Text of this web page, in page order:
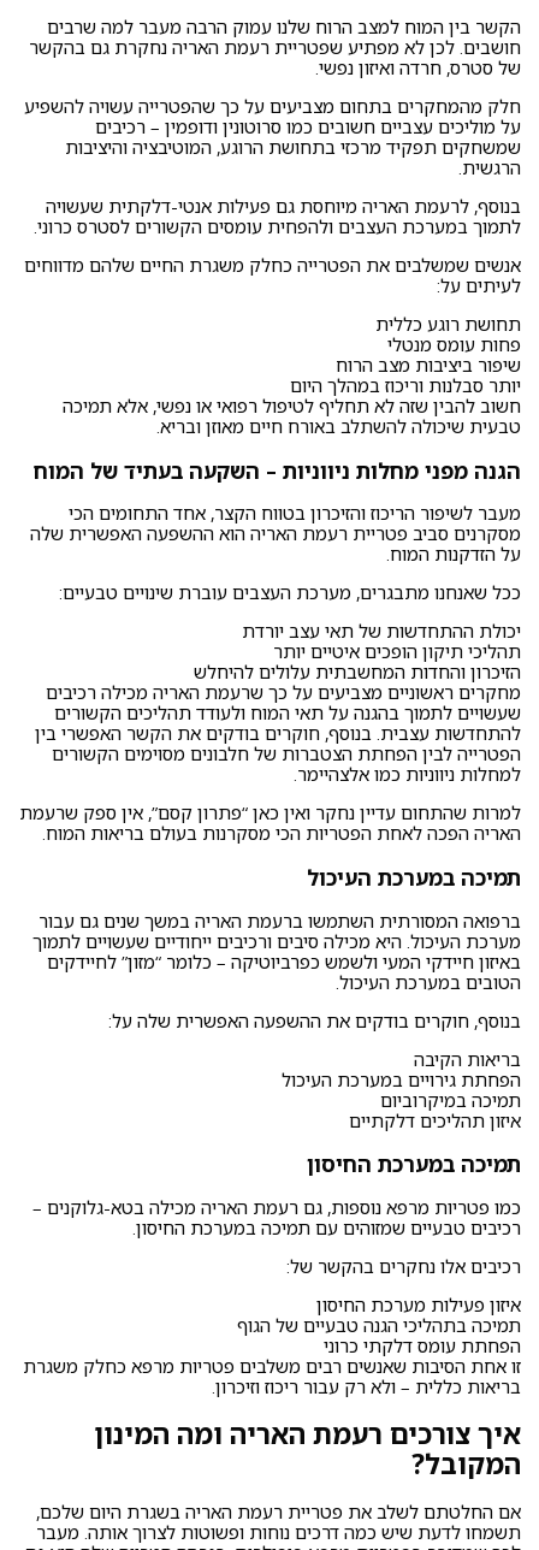
הקשר בין המוח למצב הרוח שלנו עמוק הרבה מעבר למה שרבים
חושבים. לכן לא מפתיע שפטריית רעמת האריה נחקרת גם בהקשר
של סטרס, חרדה ואיזון נפשי.
חלק מהמחקרים בתחום מצביעים על כך שהפטרייה עשויה להשפיע
על מוליכים עצביים חשובים כמו סרוטונין ודופמין – רכיבים
שמשחקים תפקיד מרכזי בתחושת הרוגע, המוטיבציה והיציבות
הרגשית.
בנוסף, לרעמת האריה מיוחסת גם פעילות אנטי-דלקתית שעשויה
לתמוך במערכת העצבים ולהפחית עומסים הקשורים לסטרס כרוני.
אנשים שמשלבים את הפטרייה כחלק משגרת החיים שלהם מדווחים
לעיתים על:
תחושת רוגע כללית
פחות עומס מנטלי
שיפור ביציבות מצב הרוח
יותר סבלנות וריכוז במהלך היום
חשוב להבין שזה לא תחליף לטיפול רפואי או נפשי, אלא תמיכה
טבעית שיכולה להשתלב באורח חיים מאוזן ובריא.
הגנה מפני מחלות ניווניות – השקעה בעתיד של המוח
מעבר לשיפור הריכוז והזיכרון בטווח הקצר, אחד התחומים הכי
מסקרנים סביב פטריית רעמת האריה הוא ההשפעה האפשרית שלה
על הזדקנות המוח.
ככל שאנחנו מתבגרים, מערכת העצבים עוברת שינויים טבעיים:
יכולת ההתחדשות של תאי עצב יורדת
תהליכי תיקון הופכים איטיים יותר
הזיכרון והחדות המחשבתית עלולים להיחלש
מחקרים ראשוניים מצביעים על כך שרעמת האריה מכילה רכיבים
שעשויים לתמוך בהגנה על תאי המוח ולעודד תהליכים הקשורים
להתחדשות עצבית. בנוסף, חוקרים בודקים את הקשר האפשרי בין
הפטרייה לבין הפחתת הצטברות של חלבונים מסוימים הקשורים
למחלות ניווניות כמו אלצהיימר.
למרות שהתחום עדיין נחקר ואין כאן “פתרון קסם”, אין ספק שרעמת
האריה הפכה לאחת הפטריות הכי מסקרנות בעולם בריאות המוח.
תמיכה במערכת העיכול
ברפואה המסורתית השתמשו ברעמת האריה במשך שנים גם עבור
מערכת העיכול. היא מכילה סיבים ורכיבים ייחודיים שעשויים לתמוך
באיזון חיידקי המעי ולשמש כפרביוטיקה – כלומר “מזון” לחיידקים
הטובים במערכת העיכול.
בנוסף, חוקרים בודקים את ההשפעה האפשרית שלה על:
בריאות הקיבה
הפחתת גירויים במערכת העיכול
תמיכה במיקרוביום
איזון תהליכים דלקתיים
תמיכה במערכת החיסון
כמו פטריות מרפא נוספות, גם רעמת האריה מכילה בטא-גלוקנים –
רכיבים טבעיים שמזוהים עם תמיכה במערכת החיסון.
רכיבים אלו נחקרים בהקשר של:
איזון פעילות מערכת החיסון
תמיכה בתהליכי הגנה טבעיים של הגוף
הפחתת עומס דלקתי כרוני
זו אחת הסיבות שאנשים רבים משלבים פטריות מרפא כחלק משגרת
בריאות כללית – ולא רק עבור ריכוז וזיכרון.
איך צורכים רעמת האריה ומה המינון
המקובל?
אם החלטתם לשלב את פטריית רעמת האריה בשגרת היום שלכם,
תשמחו לדעת שיש כמה דרכים נוחות ופשוטות לצרוך אותה. מעבר